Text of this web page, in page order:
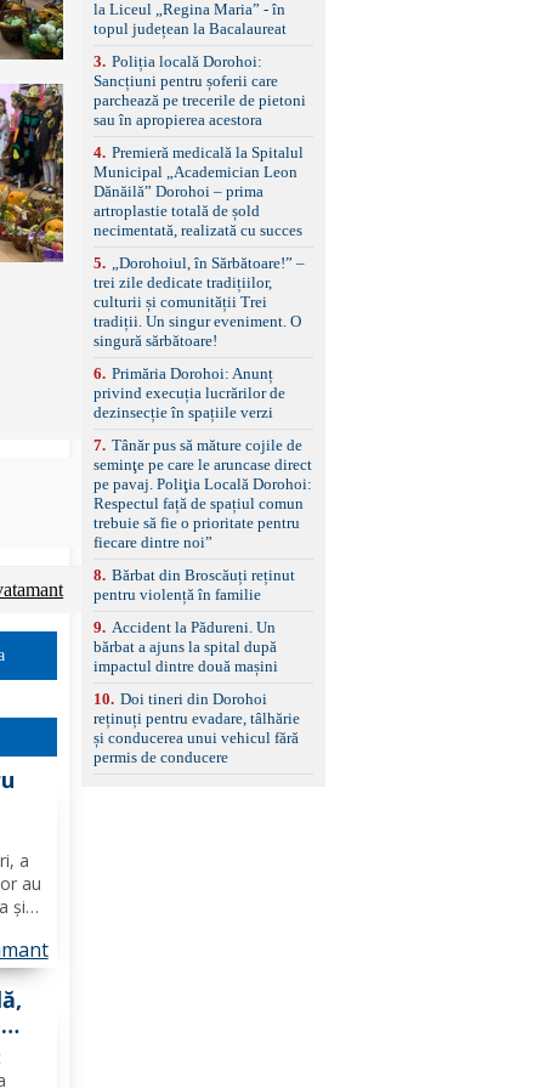
a
au
și
și
panoramică, geamuri
spate fumurii Carlig de
remorcare Bonus: -
Covorașe textile montate
pe mașină. -Ofer și un
set de covorașe din
împreună cu un set de
anvelope de iarnă.
la Liceul „Regina Maria” - în
topul județean la Bacalaureat
3. Poliția locală Dorohoi:
Sancțiuni pentru șoferii care
parchează pe trecerile de pietoni
sau în apropierea acestora
4. Premieră medicală la Spitalul
Municipal „Academician Leon
Dănăilă” Dorohoi – prima
artroplastie totală de șold
necimentată, realizată cu succes
5.
„Dorohoiul, în Sărbătoare!” –
trei zile dedicate tradițiilor,
culturii și comunității Trei
tradiții. Un singur eveniment. O
singură sărbătoare!
6. Primăria Dorohoi: Anunț
privind execuția lucrărilor de
dezinsecție în spațiile verzi
7. Tânăr pus să măture cojile de
seminţe pe care le aruncase direct
pe pavaj. Poliţia Locală Dorohoi:
Respectul față de spațiul comun
trebuie să fie o prioritate pentru
fiecare dintre noi”
8. Bărbat din Broscăuți reținut
pentru violență în familie
9. Accident la Pădureni. Un
bărbat a ajuns la spital după
impactul dintre două mașini
10. Doi tineri din Dorohoi
reținuți pentru evadare, tâlhărie
și conducerea unui vehicul fără
permis de conducere